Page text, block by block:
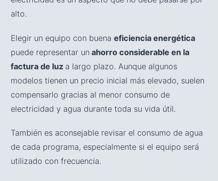
alto.
Elegir un equipo con buena eficiencia energética
puede representar un ahorro considerable en la
factura de luz a largo plazo. Aunque algunos
modelos tienen un precio inicial más elevado, suelen
compensarlo gracias al menor consumo de
electricidad y agua durante toda su vida útil.
También es aconsejable revisar el consumo de agua
de cada programa, especialmente si el equipo será
utilizado con frecuencia.